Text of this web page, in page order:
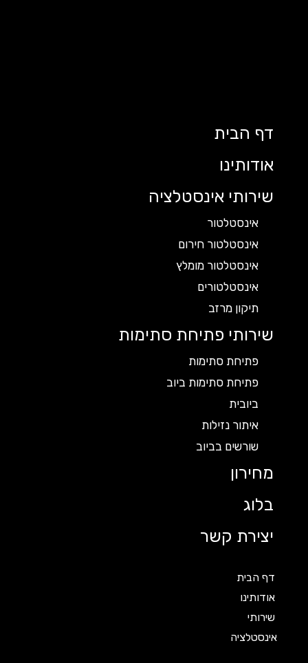
דף הבית
אודותינו
שירותי אינסטלציה
אינסטלטור
אינסטלטור חירום
אינסטלטור מומלץ
אינסטלטורים
תיקון מרזב
שירותי פתיחת סתימות
פתיחת סתימות
פתיחת סתימות ביוב
ביובית
איתור נזילות
שורשים בביוב
מחירון
בלוג
יצירת קשר
דף הבית
אודותינו
שירותי
אינסטלציה